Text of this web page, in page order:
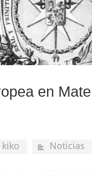
en
kiko Noticias